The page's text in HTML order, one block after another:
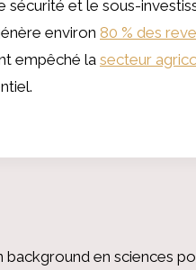
sécurité et le sous-
environ 80 % des
empêché la secteur
background en sciences